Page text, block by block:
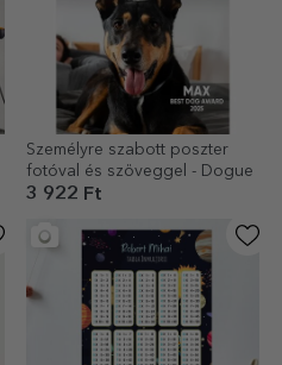
Személyre szabott poszter
fotóval és szöveggel - Dogue
3 922 Ft